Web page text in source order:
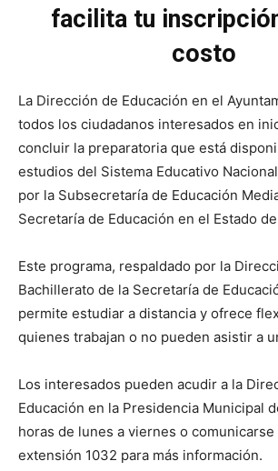
facilita tu
costo
La Dirección de Educación en el
todos los ciudadanos interesados en
concluir la preparatoria que está
estudios del Sistema Educativo
por la Subsecretaría de Educación
Secretaría de Educación en el Estado
Este programa, respaldado por la
Bachillerato de la Secretaría de
permite estudiar a distancia y ofrece
quienes trabajan o no pueden asistir a
Los interesados pueden acudir a la
Educación en la Presidencia Municipal
horas de lunes a viernes o comunicarse
extensión 1032 para más información.